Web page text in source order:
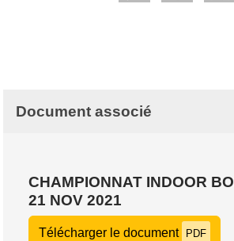
Document associé
CHAMPIONNAT INDOOR
21 NOV 2021
Télécharger le document PDF